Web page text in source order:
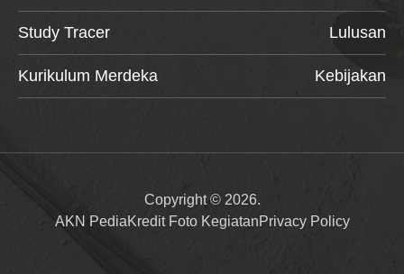
Study Tracer Lulusan
Kurikulum Merdeka Kebijakan
Copyright © 2026.
AKN PediaKredit Foto KegiatanPrivacy Policy